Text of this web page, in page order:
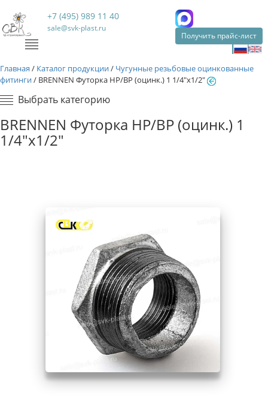
+7 (495) 989 11 40
sale@svk-plast.ru
Получить прайс-лист
Главная / Каталог продукции/ Чугунные резьбовые оцинкованные
фитинги/ BRENNEN Футорка НР/ВР (оцинк.) 1 1/4"х1/2"
Выбрать категорию
BRENNEN Футорка НР/ВР (оцинк.) 1
1/4"х1/2"